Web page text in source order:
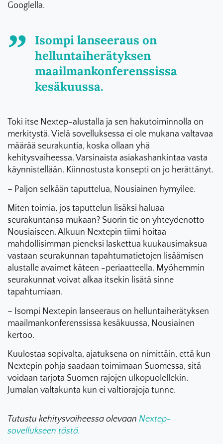
Googlella.
Isompi lanseeraus on
helluntaiherätyksen
maailmankonferenssissa
kesäkuussa.
Toki itse Nextep-alustalla ja sen hakutoiminnolla on
merkitystä. Vielä sovelluksessa ei ole mukana valtavaa
määrää seurakuntia, koska ollaan yhä
kehitysvaiheessa. Varsinaista asiakashankintaa vasta
käynnistellään. Kiinnostusta konsepti on jo herättänyt.
– Paljon selkään taputtelua, Nousiainen hymyilee.
Miten toimia, jos taputtelun lisäksi haluaa
seurakuntansa mukaan? Suorin tie on yhteydenotto
Nousiaiseen. Alkuun Nextepin tiimi hoitaa
mahdollisimman pieneksi laskettua kuukausimaksua
vastaan seurakunnan tapahtumatietojen lisäämisen
alustalle avaimet käteen -periaatteella. Myöhemmin
seurakunnat voivat alkaa itsekin lisätä sinne
tapahtumiaan.
– Isompi Nextepin lanseeraus on helluntaiherätyksen
maailmankonferenssissa kesäkuussa, Nousiainen
kertoo.
Kuulostaa sopivalta, ajatuksena on nimittäin, että kun
Nextepin pohja saadaan toimimaan Suomessa, sitä
voidaan tarjota Suomen rajojen ulkopuolellekin.
Jumalan valtakunta kun ei valtiorajoja tunne.
Tutustu kehitysvaiheessa olevaan Nextep-
sovellukseen tästä.